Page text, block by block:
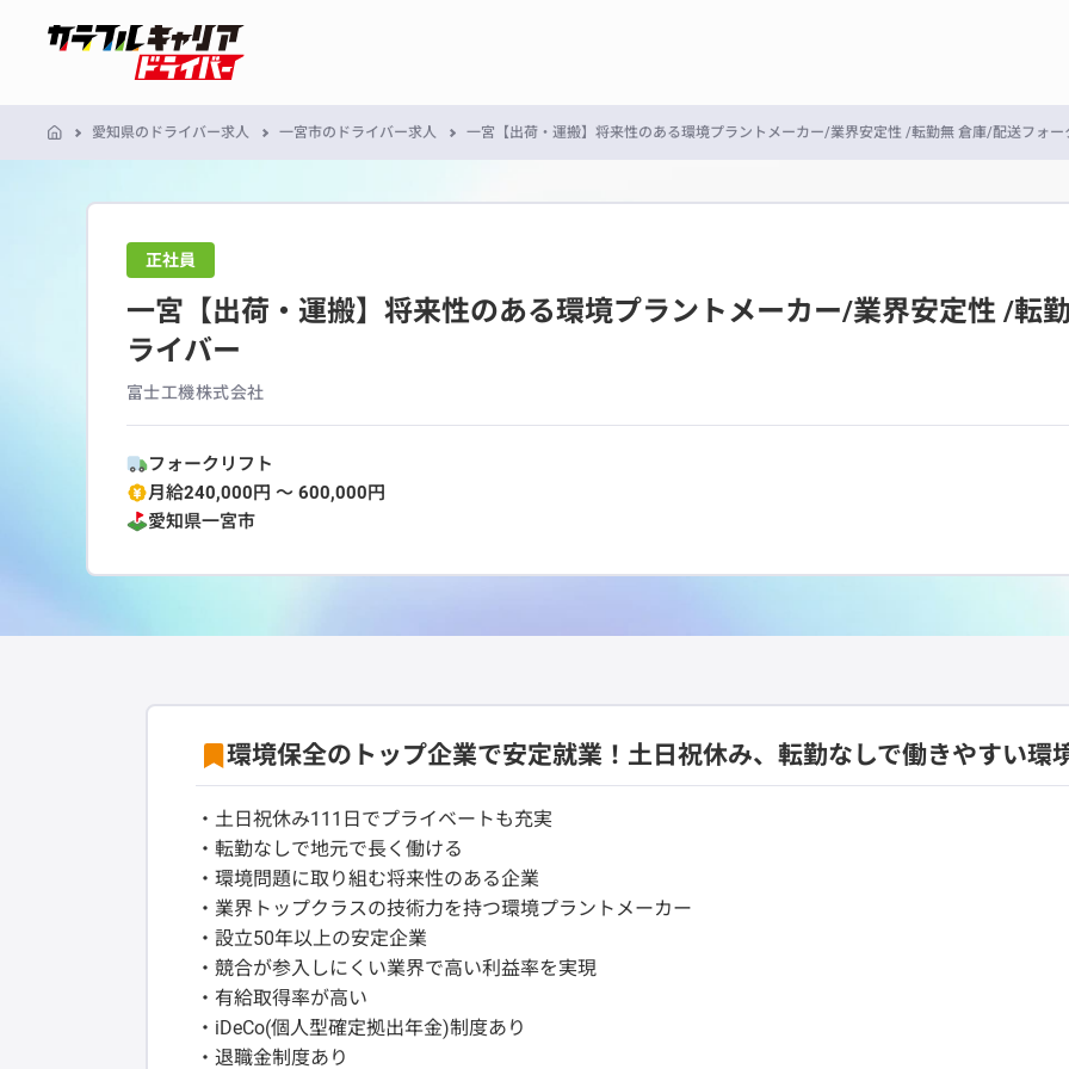
愛知県のドライバー求人 一宮市のドライバー求人 一宮【出荷・運搬】将来性のある環境プラントメーカー/業界安定性 /転勤無 倉庫/配送フォー
正社員
一宮【出荷・運搬】将来性のある環境プラントメーカー/業界安定性 /転
ライバー
富士工機株式会社
フォークリフト
月給240,000円 〜 600,000円
愛知県一宮市
環境保全のトップ企業で安定就業！土日祝休み、転勤なしで働きやすい環
・土日祝休み111日でプライベートも充実
・転勤なしで地元で長く働ける
・環境問題に取り組む将来性のある企業
・業界トップクラスの技術力を持つ環境プラントメーカー
・設立50年以上の安定企業
・競合が参入しにくい業界で高い利益率を実現
・有給取得率が高い
・iDeCo(個人型確定拠出年金)制度あり
・退職金制度あり